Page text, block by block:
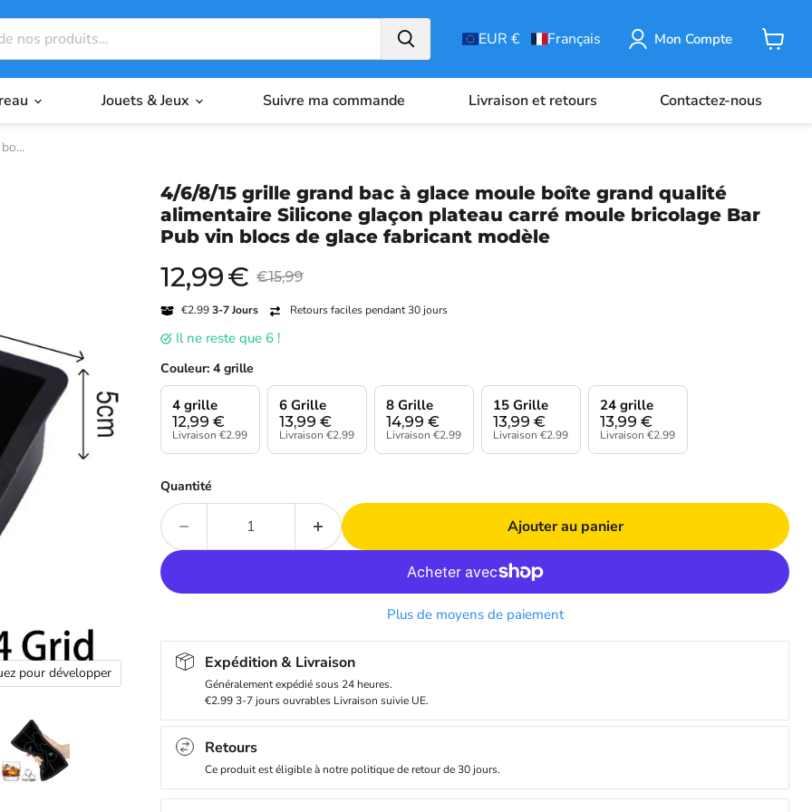
EUR € Français Mon Compte
Jouets & Jeux Suivre ma commande Livraison et retours Contactez-nous
pour développer
4/6/8/15 grille grand bac à glace moule boîte grand qualité
alimentaire Silicone glaçon plateau carré moule bricolage Bar
Pub vin blocs de glace fabricant modèle
Prix actuel
12,99€ Prix original
€15,99
€2.993-7 Jours Retours faciles pendant 30 jours
Il ne reste que 6 !
Couleur:4 grille
12,99 €
4 grille
Livraison €2.99
13,99 €
6 Grille
Livraison €2.99
14,99 €
8 Grille
Livraison €2.99
13,99 €
15 Grille
Livraison €2.99
13,99 €
24 grille
Livraison €2.99
Quantité
Ajouter au panier
Plus de moyens de paiement
Expédition & Livraison
Généralement expédié sous 24 heures.
€2.99 3-7 jours ouvrables Livraison suivie UE.
Retours
Ce produit est éligible à notre politique de retour de 30 jours.